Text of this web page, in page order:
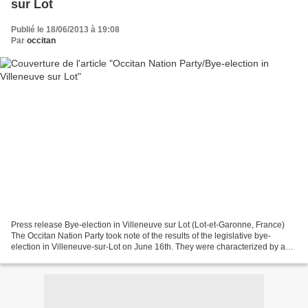
sur Lot
Publié le 18/06/2013 à 19:08
Par occitan
Press release Bye-election in Villeneuve sur Lot (Lot-et-Garonne, France)
The Occitan Nation Party took note of the results of the legislative bye-
election in Villeneuve-sur-Lot on June 16th. They were characterized by a